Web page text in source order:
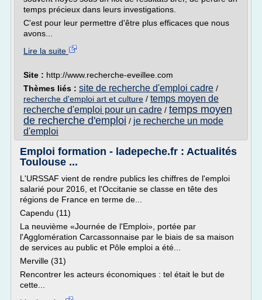
temps précieux dans leurs investigations.
C'est pour leur permettre d'être plus efficaces que nous
avons...
Lire la suite
Site : http://www.recherche-eveillee.com
Thèmes liés : site de recherche d'emploi cadre /
recherche d'emploi art et culture / temps moyen de
recherche d'emploi pour un cadre / temps moyen
de recherche d'emploi / je recherche un mode
d'emploi
Emploi formation - ladepeche.fr : Actualités
Toulouse ...
L'URSSAF vient de rendre publics les chiffres de l'emploi
salarié pour 2016, et l'Occitanie se classe en tête des
régions de France en terme de...
Capendu (11)
La neuvième «Journée de l'Emploi», portée par
l'Agglomération Carcassonnaise par le biais de sa maison
de services au public et Pôle emploi a été...
Merville (31)
Rencontrer les acteurs économiques : tel était le but de
cette...